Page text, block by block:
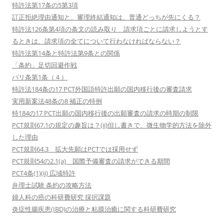
特許法第17条の5第3項
訂正拒絶理由通知と、審理終結通知は、普通どっちが先にくる？
特許法126条第4項の条文の読み取り 請求項ごとに請求しようとす
るときは、請求項の全てについて行わなければならない？
特許法第14条と特許法第9条との関係
「条約」足切回避作戦
パリ条第1条（４）
特許法184条の17 PCT外国語特許出願の国内移行後の審査請求
実用新案法48条の8 補正の特例
特184の17 PCT出願の国内移行後の出願審査の請求の時期の制限
PCT規則67.1の規定の趣旨は？(ii)但し書きで、微生物学的方法を除外
した理由
PCT規則64.3 拡大先願はPCTでは採用せず
PCT規則54の2.1(a) 国際予備審査の請求ができる期間
PCT4条(1)(ii) 広域特許
弁理士試験 条約の攻略方法
婦人科の癌の科研費研究 採択課題
炎症性腸疾患(IBD)の治療と粘膜治癒に関する科研費研究